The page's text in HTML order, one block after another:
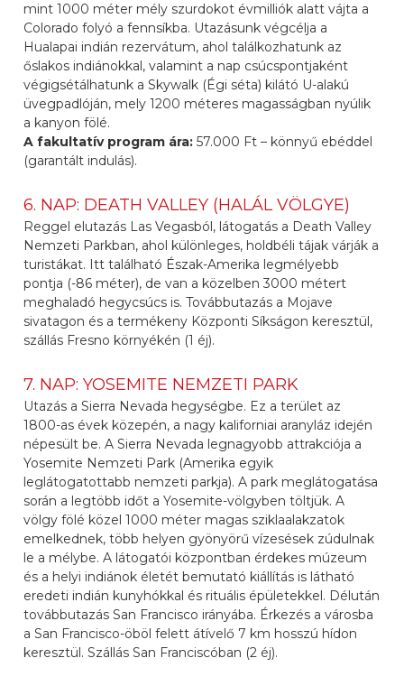
mint 1000 méter mély szurdokot évmilliók alatt vájta a
Colorado folyó a fennsíkba. Utazásunk végcélja a
Hualapai indián rezervátum, ahol találkozhatunk az
őslakos indiánokkal, valamint a nap csúcspontjaként
végigsétálhatunk a Skywalk (Égi séta) kilátó U-alakú
üvegpadlóján, mely 1200 méteres magasságban nyúlik
a kanyon fölé.
A fakultatív program ára:57.000 Ft – könnyű ebéddel
(garantált indulás).
6. NAP: DEATH VALLEY (HALÁL VÖLGYE)
Reggel elutazás Las Vegasból, látogatás a Death Valley
Nemzeti Parkban, ahol különleges, holdbéli tájak várják a
turistákat. Itt található Észak-Amerika legmélyebb
pontja (-86 méter), de van a közelben 3000 métert
meghaladó hegycsúcs is. Továbbutazás a Mojave
sivatagon és a termékeny Központi Síkságon keresztül,
szállás Fresno környékén (1 éj).
7. NAP: YOSEMITE NEMZETI PARK
Utazás a Sierra Nevada hegységbe. Ez a terület az
1800-as évek közepén, a nagy kaliforniai aranyláz idején
népesült be. A Sierra Nevada legnagyobb attrakciója a
Yosemite Nemzeti Park (Amerika egyik
leglátogatottabb nemzeti parkja). A park meglátogatása
során a legtöbb időt a Yosemite-völgyben töltjük. A
völgy fölé közel 1000 méter magas sziklaalakzatok
emelkednek, több helyen gyönyörű vízesések zúdulnak
le a mélybe. A látogatói központban érdekes múzeum
és a helyi indiánok életét bemutató kiállítás is látható
eredeti indián kunyhókkal és rituális épületekkel. Délután
továbbutazás San Francisco irányába. Érkezés a városba
a San Francisco-öböl felett átívelő 7 km hosszú hídon
keresztül. Szállás San Franciscóban (2 éj).